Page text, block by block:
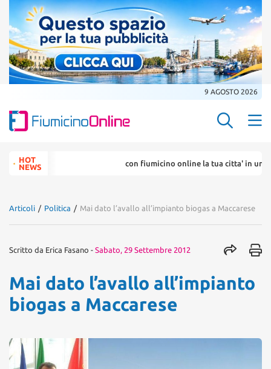
9 AGOSTO 2026
Search
for:HOT
NEWS
con fiumicino online la tua citta' in un ... click
Articoli / Politica / Mai dato l’avallo all’impianto biogas a Maccarese
Scritto da Erica Fasano - Sabato, 29 Settembre 2012
Mai dato l’avallo all’impianto
biogas a Maccarese